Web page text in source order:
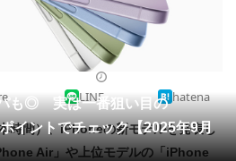
スマホ・携帯電話
ファッション
家電
本・DVD・CD
も◎ 実は一番狙い目の
イントでチェック【2025年9月
LINE hatena
時間）、iPhoneの新モデルを発表し
Air」や上位モデルの「iPhone